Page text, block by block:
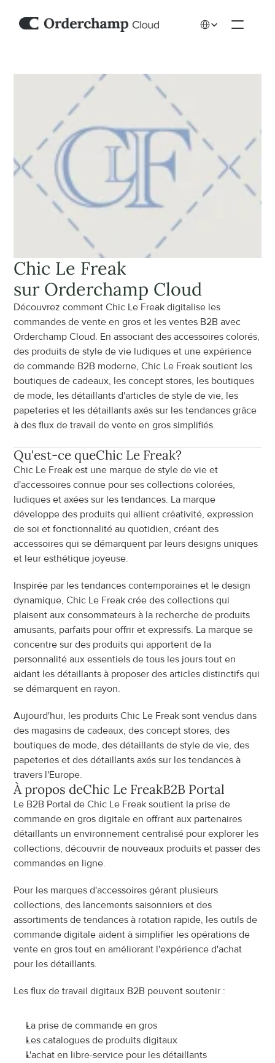
Chic Le Freak
sur Orderchamp Cloud
Découvrez comment Chic Le Freak digitalise les
commandes de vente en gros et les ventes B2B avec
Orderchamp Cloud. En associant des accessoires colorés,
des produits de style de vie ludiques et une expérience
de commande B2B moderne, Chic Le Freak soutient les
boutiques de cadeaux, les concept stores, les boutiques
de mode, les détaillants d'articles de style de vie, les
papeteries et les détaillants axés sur les tendances grâce
à des flux de travail de vente en gros simplifiés.
Qu'est-ce queChic Le Freak?
Chic Le Freak est une marque de style de vie et
d'accessoires connue pour ses collections colorées,
ludiques et axées sur les tendances. La marque
développe des produits qui allient créativité, expression
de soi et fonctionnalité au quotidien, créant des
accessoires qui se démarquent par leurs designs uniques
et leur esthétique joyeuse.
Inspirée par les tendances contemporaines et le design
dynamique, Chic Le Freak crée des collections qui
plaisent aux consommateurs à la recherche de produits
amusants, parfaits pour offrir et expressifs. La marque se
concentre sur des produits qui apportent de la
personnalité aux essentiels de tous les jours tout en
aidant les détaillants à proposer des articles distinctifs qui
se démarquent en rayon.
Aujourd'hui, les produits Chic Le Freak sont vendus dans
des magasins de cadeaux, des concept stores, des
boutiques de mode, des détaillants de style de vie, des
papeteries et des détaillants axés sur les tendances à
travers l'Europe.
À propos deChic Le FreakB2B Portal
Le B2B Portal de Chic Le Freak soutient la prise de
commande en gros digitale en offrant aux partenaires
détaillants un environnement centralisé pour explorer les
collections, découvrir de nouveaux produits et passer des
commandes en ligne.
Pour les marques d'accessoires gérant plusieurs
collections, des lancements saisonniers et des
assortiments de tendances à rotation rapide, les outils de
commande digitale aident à simplifier les opérations de
vente en gros tout en améliorant l'expérience d'achat
pour les détaillants.
Les flux de travail digitaux B2B peuvent soutenir :
La prise de commande en gros
Les catalogues de produits digitaux
L'achat en libre-service pour les détaillants